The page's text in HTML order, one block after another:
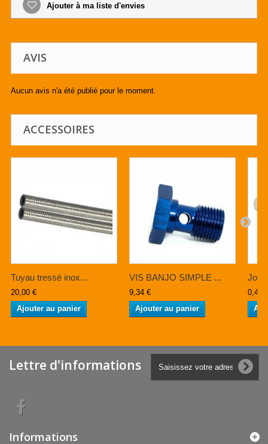
Ajouter à ma liste d'envies
AVIS
Aucun avis n'a été publié pour le moment.
ACCESSOIRES
Tuyau tressé inox...
20,00 €
Ajouter au panier
VIS BANJO SIMPLE ...
9,34 €
Ajouter au panier
0,40
Lettre d'informations
Informations